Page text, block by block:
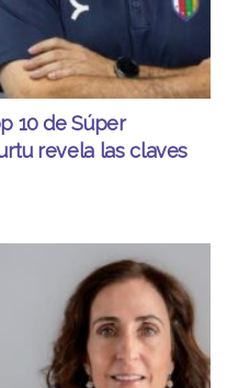
10 de Súper
revela las claves